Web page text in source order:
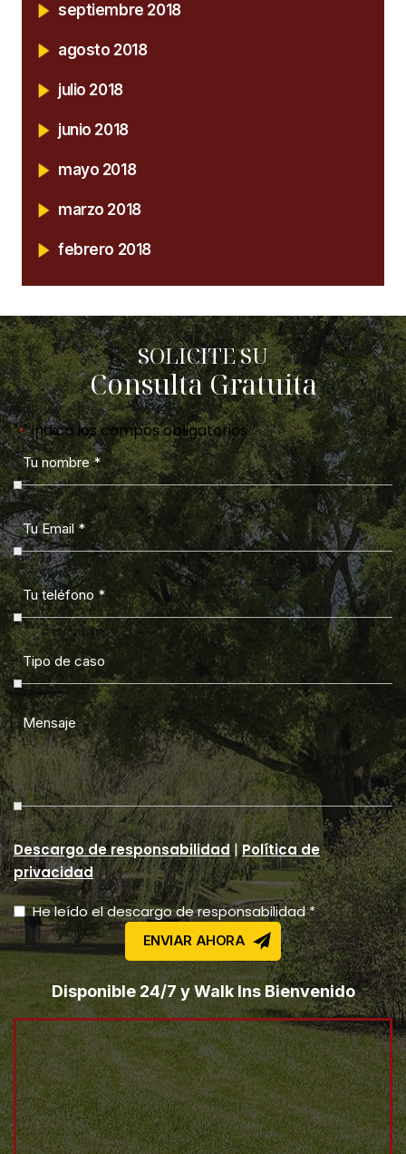
septiembre 2018
agosto 2018
julio 2018
junio 2018
mayo 2018
marzo 2018
febrero 2018
SOLICITE SU
Consulta Gratuita
"*" indica los campos obligatorios
Descargo de responsabilidad|Política de
privacidad
He leído el descargo de responsabilidad *
Disponible 24/7 y Walk Ins Bienvenido